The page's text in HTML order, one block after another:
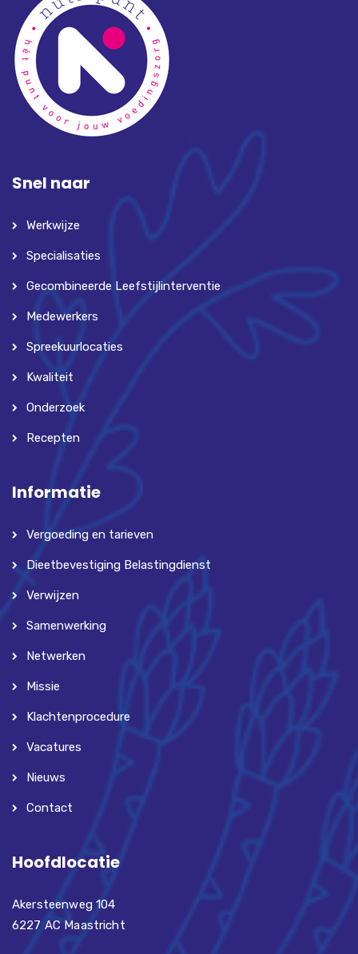
Snel naar
Werkwijze
Specialisaties
Gecombineerde Leefstijlinterventie
Medewerkers
Spreekuurlocaties
Kwaliteit
Onderzoek
Recepten
Informatie
Vergoeding en tarieven
Dieetbevestiging Belastingdienst
Verwijzen
Samenwerking
Netwerken
Missie
Klachtenprocedure
Vacatures
Nieuws
Contact
Hoofdlocatie
Akersteenweg 104
6227 AC Maastricht